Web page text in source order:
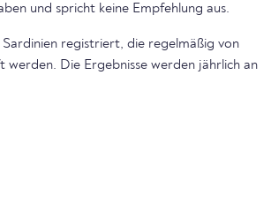
und spricht keine Empfehlung aus.
Sardinien registriert, die regelmäßig von
Die Ergebnisse werden jährlich an